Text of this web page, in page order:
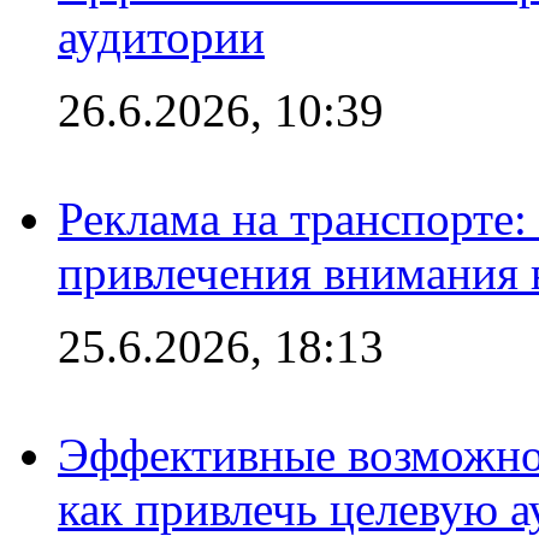
аудитории
26.6.2026, 10:39
Реклама на
привлечения внимания
25.6.2026, 18:13
Эффективные
как привлечь целевую